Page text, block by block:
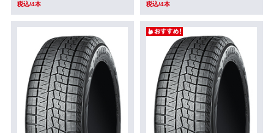
税込/4本 税込/4本